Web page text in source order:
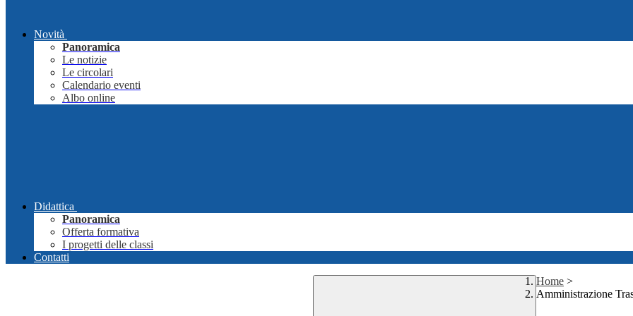
Novità
Panoramica
Le notizie
Le circolari
Calendario eventi
Albo online
Didattica
Panoramica
Offerta formativa
I progetti delle classi
Contatti
Home >
Amministrazione